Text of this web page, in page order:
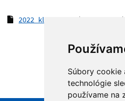
Súbory cookie
technológie
používame na
2022_kluc_RJC1 (pdf, 233.7 kB)